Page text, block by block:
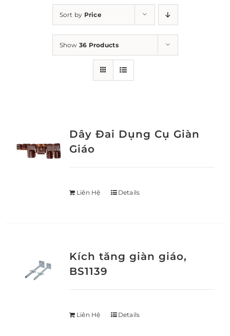
Sort by Price
Show 36 Products
Dây Đai Dụng Cụ Giàn
Giáo
Liên Hệ Details
Kích tăng giàn giáo,
BS1139
Liên Hệ Details